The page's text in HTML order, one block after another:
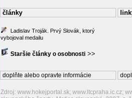
články
Ladislav Troják. Prvý Slovák, ktorý
vybojoval medailu
Staršie články o osobnosti >>
doplňte alebo opravte informácie
Zdroj: www.hokejportal.sk; www.ltcpraha.ic.cz;